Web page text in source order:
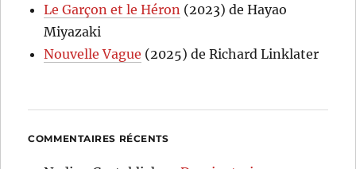
Le Garçon et le Héron (2023) de Hayao
Miyazaki
Nouvelle Vague (2025) de Richard Linklater
COMMENTAIRES RÉCENTS